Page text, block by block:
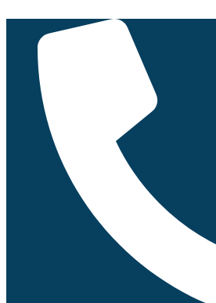
contenido